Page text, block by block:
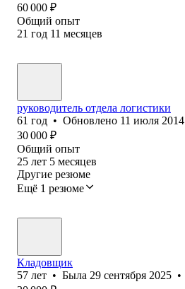
60 000 ₽
Общий опыт
21 год 11 месяцев
руководитель отдела логистики
61 год • Обновлено 11 июля 2014
30 000 ₽
Общий опыт
25 лет 5 месяцев
Другие резюме
Ещё 1 резюме
Кладовщик
57 лет • Была 29 сентября 2025 •